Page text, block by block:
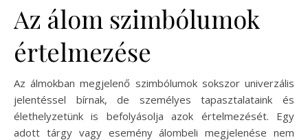
Az álom szimbólumok
értelmezése
Az álmokban megjelenő szimbólumok sokszor univerzális
jelentéssel bírnak, de személyes tapasztalataink és
élethelyzetünk is befolyásolja azok értelmezését. Egy
adott tárgy vagy esemény álombeli megjelenése nem